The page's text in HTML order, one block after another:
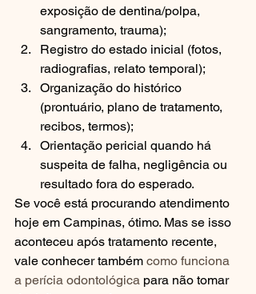
exposição de dentina/polpa,
sangramento, trauma);
Registro do estado inicial (fotos,
radiografias, relato temporal);
Organização do histórico
(prontuário, plano de tratamento,
recibos, termos);
Orientação pericial quando há
suspeita de falha, negligência ou
resultado fora do esperado.
Se você está procurando atendimento
hoje em Campinas, ótimo. Mas se isso
aconteceu após tratamento recente,
vale conhecer também como funciona
a perícia odontológica para não tomar